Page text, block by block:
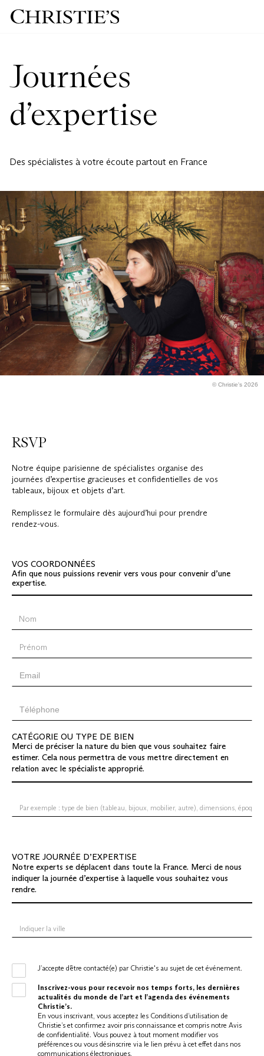
Journées
d’expertise
Des spécialistes à votre écoute partout en France
© Christie's 2026
RSVP
Notre équipe parisienne de spécialistes organise des
journées d’expertise gracieuses et confidentielles de vos
tableaux, bijoux et objets d’art.
Remplissez le formulaire dès aujourd’hui pour prendre
rendez-vous.
VOS COORDONNÉES
Afin que nous puissions revenir vers vous pour convenir d’une
expertise.
CATÉGORIE OU TYPE DE BIEN
Merci de préciser la nature du bien que vous souhaitez faire
estimer. Cela nous permettra de vous mettre directement en
relation avec le spécialiste approprié.
VOTRE JOURNÉE D’EXPERTISE
Notre experts se déplacent dans toute la France. Merci de nous
indiquer la journée d’expertise à laquelle vous souhaitez vous
rendre.
J’accepte d’être contacté(e) par Christie's au sujet de cet événement.
Inscrivez-vous pour recevoir nos temps forts, les dernières
actualités du monde de l’art et l’agenda des événements
Christie’s.
En vous inscrivant, vous acceptez les Conditions d’utilisation de
Christie’s et confirmez avoir pris connaissance et compris notre Avis
de confidentialité. Vous pouvez à tout moment modifier vos
préférences ou vous désinscrire via le lien prévu à cet effet dans nos
communications électroniques.